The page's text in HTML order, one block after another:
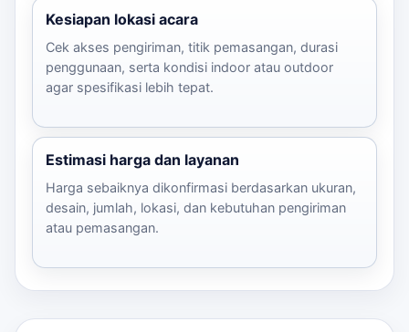
Kesiapan lokasi acara
Cek akses pengiriman, titik pemasangan, durasi
penggunaan, serta kondisi indoor atau outdoor
agar spesifikasi lebih tepat.
Estimasi harga dan layanan
Harga sebaiknya dikonfirmasi berdasarkan ukuran,
desain, jumlah, lokasi, dan kebutuhan pengiriman
atau pemasangan.